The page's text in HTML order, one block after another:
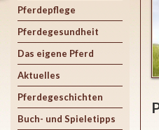
Pferdepflege
Pferdegesundheit
Das eigene Pferd
Aktuelles
Pferdegeschichten
Buch- und Spieletipps